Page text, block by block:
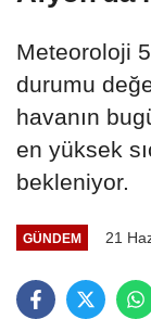
Meteoroloji
durumu
havanın
en yüksek
bekleniyor.
GÜNDEM 21